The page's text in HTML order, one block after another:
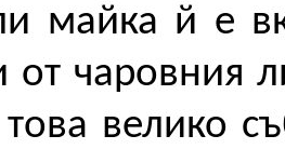
майка й е
чаровния
велико